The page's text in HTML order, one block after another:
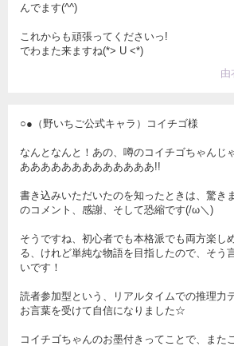
んでます(^^)
これからも頑張ってくださいっ!
でわまた来ますね(*> U <*)
由
○●（野いちご公式キャラ）コイチゴ様
なんとなんと！あの、噂のコイチゴちゃんじ
あああああああああああああ!!
書き込みいただいたのを知ったときは、驚き
のコメント、感謝、そして恐縮です(/ω＼)
そうですね、初心者でも本格派でも両方楽し
る、けれど単純な物語を目指したので、そう
いです！
読者参加型という、リアルタイムでの推理力
お言葉を受けて自信になりました☆
コイチゴちゃんのお墨付きってことで、また